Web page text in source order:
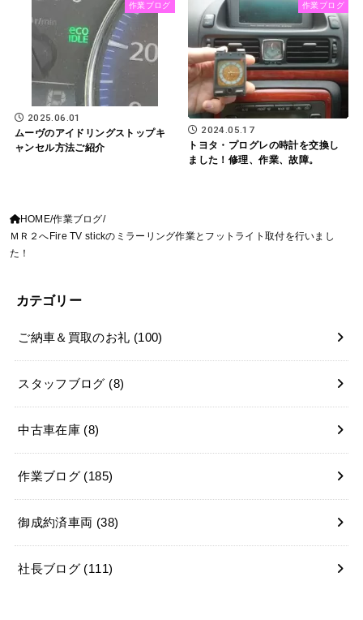
作業ブログ
2025.06.01
ムーヴのアイドリングストップキ
ャンセル方法ご紹介
作業ブログ
2024.05.17
トヨタ・プログレの時計を交換し
ました！修理、作業、故障。
HOME 作業ブログ
ＭＲ２へFire TV stickのミラーリング作業とフットライト取付を行いまし
た！
カテゴリー
ご納車＆買取のお礼 (100)
スタッフブログ (8)
中古車在庫 (8)
作業ブログ (185)
御成約済車両 (38)
社長ブログ (111)